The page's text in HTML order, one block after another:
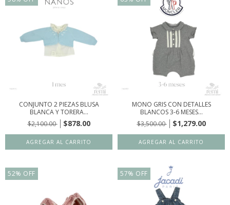
CONJUNTO 2 PIEZAS BLUSA
BLANCA Y TORERA...
$2,100.00
$878.00
MONO GRIS CON DETALLES
BLANCOS 3-6 MESES...
$3,500.00
$1,279.00
52% OFF 57% OFF